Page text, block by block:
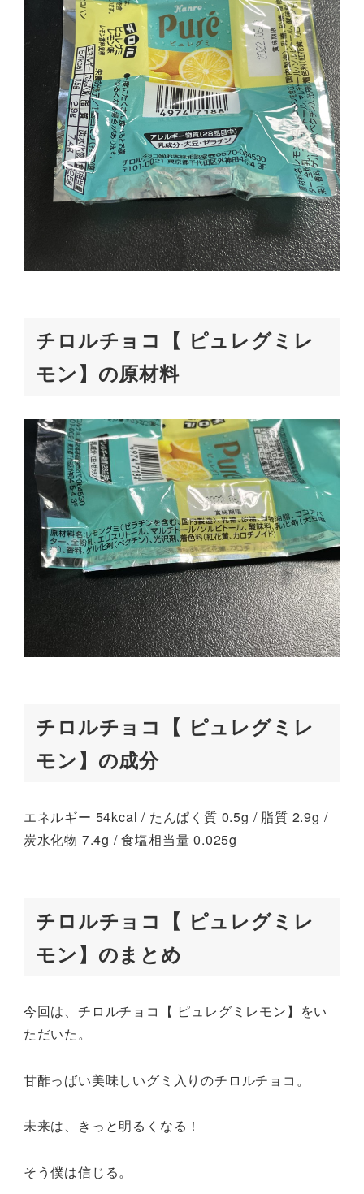
チロルチョコ【 ピュレグミレ
モン】の原材料
チロルチョコ【 ピュレグミレ
モン】の成分
エネルギー 54kcal / たんぱく質 0.5g / 脂質 2.9g /
炭水化物 7.4g / 食塩相当量 0.025g
チロルチョコ【 ピュレグミレ
モン】のまとめ
今回は、チロルチョコ【 ピュレグミレモン】をい
ただいた。
甘酢っばい美味しいグミ入りのチロルチョコ。
未来は、きっと明るくなる！
そう僕は信じる。